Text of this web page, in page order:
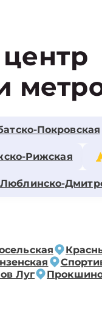
Покровская
Рижская
Люблинско-
Луг